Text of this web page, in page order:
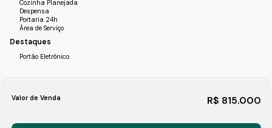
Cozinha Planejada
Despensa
Portaria 24h
Área de Serviço
Destaques
Portão Eletrônico
R$ 815.000
Valor de Venda